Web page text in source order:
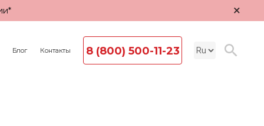
×
Блог Контакты 8 (800) 500-11-23